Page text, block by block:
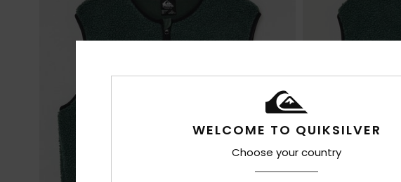
WELCOME TO QUIKSILVER
Choose your country